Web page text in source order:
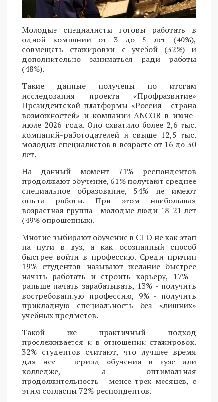
Молодые специалисты готовы работать в
одной компании от 3 до 5 лет (40%),
совмещать стажировки с учебой (32%) и
дополнительно заниматься ради работы
(48%).
Такие данные получены по итогам
исследования проекта «Профразвитие»
Президентской платформы «Россия - страна
возможностей» и компании ANCOR в июне-
июле 2026 года. Оно охватило более 2,6 тыс.
компаний-работодателей и свыше 12,5 тыс.
молодых специалистов в возрасте от 16 до 30
лет.
На данный момент 71% респондентов
продолжают обучение, 61% получают среднее
специальное образование, 54% не имеют
опыта работы. При этом наибольшая
возрастная группа - молодые люди 18-21 лет
(49% опрошенных).
Многие выбирают обучение в СПО не как этап
на пути в вуз, а как осознанный способ
быстрее войти в профессию. Среди причин
19% студентов называют желание быстрее
начать работать и строить карьеру, 17% -
раньше начать зарабатывать, 13% - получить
востребованную профессию, 9% - получить
прикладную специальность без «лишних»
учебных предметов.
Такой же практичный подход
прослеживается и в отношении стажировок.
32% студентов считают, что лучшее время
для нее - период обучения в вузе или
колледже, а оптимальная
продолжительность - менее трех месяцев, с
этим согласны 72% респондентов.